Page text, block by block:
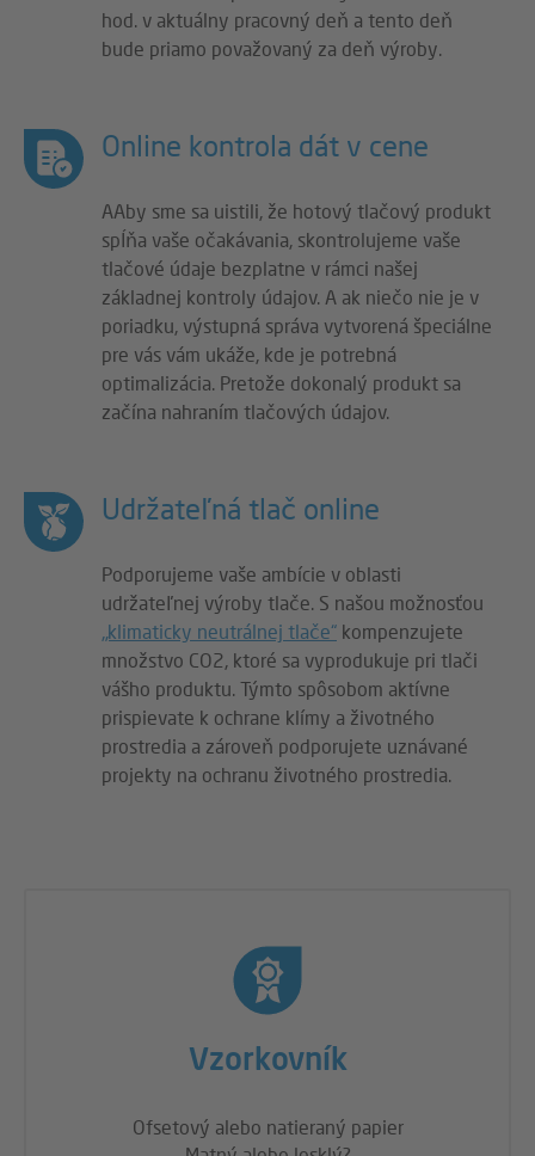
hod. v aktuálny pracovný deň a tento deň
bude priamo považovaný za deň výroby.
Online kontrola dát v cene
AAby sme sa uistili, že hotový tlačový produkt
spĺňa vaše očakávania, skontrolujeme vaše
tlačové údaje bezplatne v rámci našej
základnej kontroly údajov. A ak niečo nie je v
poriadku, výstupná správa vytvorená špeciálne
pre vás vám ukáže, kde je potrebná
optimalizácia. Pretože dokonalý produkt sa
začína nahraním tlačových údajov.
Udržateľná tlač online
Podporujeme vaše ambície v oblasti
udržateľnej výroby tlače. S našou možnosťou
„klimaticky neutrálnej tlače“ kompenzujete
množstvo CO2, ktoré sa vyprodukuje pri tlači
vášho produktu. Týmto spôsobom aktívne
prispievate k ochrane klímy a životného
prostredia a zároveň podporujete uznávané
projekty na ochranu životného prostredia.
Vzorkovník
Ofsetový alebo natieraný papier